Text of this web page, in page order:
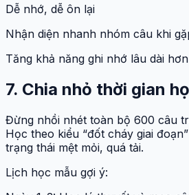
Dễ nhớ, dễ ôn lại
Nhận diện nhanh nhóm câu khi
Tăng khả năng ghi nhớ lâu dài
7. Chia nhỏ thời gian
Đừng nhồi nhét toàn bộ 600 câu
Học theo kiểu “đốt cháy giai
trạng thái mệt mỏi, quá tải.
Lịch học mẫu gợi ý: